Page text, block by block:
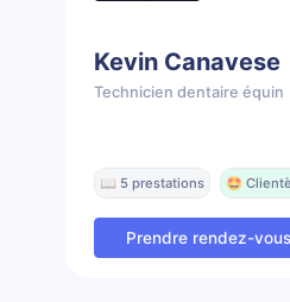
Kevin Canavese
Technicien dentaire équin
📖 5 prestations 🤩
Prendre rendez-vous